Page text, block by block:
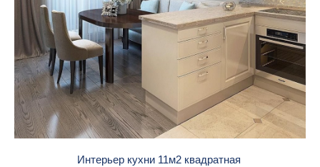
Интерьер кухни 11м2 квадратная